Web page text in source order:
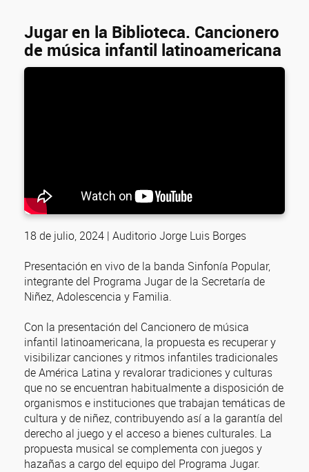
Jugar en la Biblioteca. Cancionero
de música infantil latinoamericana
18 de julio, 2024 | Auditorio Jorge Luis Borges
Presentación en vivo de la banda Sinfonía Popular,
integrante del Programa Jugar de la Secretaría de
Niñez, Adolescencia y Familia.
Con la presentación del Cancionero de música
infantil latinoamericana, la propuesta es recuperar y
visibilizar canciones y ritmos infantiles tradicionales
de América Latina y revalorar tradiciones y culturas
que no se encuentran habitualmente a disposición de
organismos e instituciones que trabajan temáticas de
cultura y de niñez, contribuyendo así a la garantía del
derecho al juego y el acceso a bienes culturales. La
propuesta musical se complementa con juegos y
hazañas a cargo del equipo del Programa Jugar.